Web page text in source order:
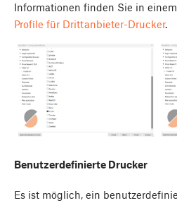
Informationen finden Sie in
Profile für Drittanbieter-Drucker.
Benutzerdefinierte Drucker
Es ist möglich, ein